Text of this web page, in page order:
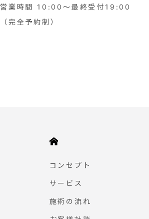
営業時間 10:00～最終受付19:00
（完全予約制）
コンセプト
サービス
施術の流れ